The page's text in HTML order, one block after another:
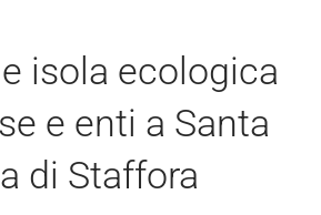
isola ecologica
e enti a Santa
di Staffora